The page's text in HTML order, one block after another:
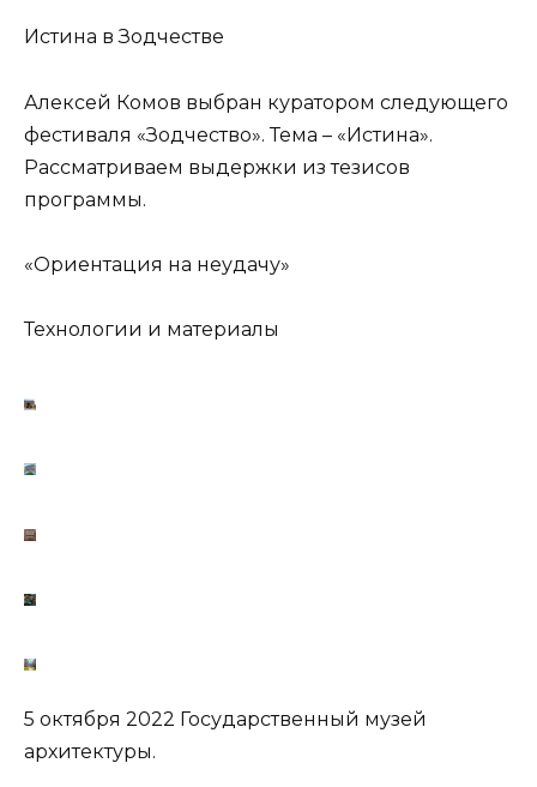
Истина в Зодчестве
Алексей Комов выбран куратором следующего
фестиваля «Зодчество». Тема – «Истина».
Рассматриваем выдержки из тезисов
программы.
«Ориентация на неудачу»
Технологии и материалы
5 октября 2022 Государственный музей
архитектуры.